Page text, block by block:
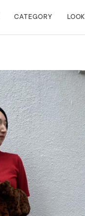
CATEGORY LOOK